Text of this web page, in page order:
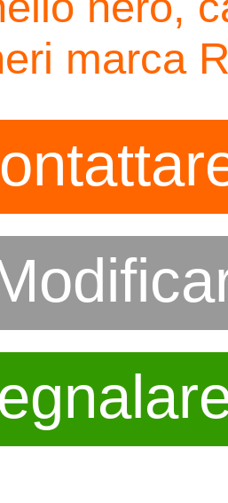
marca